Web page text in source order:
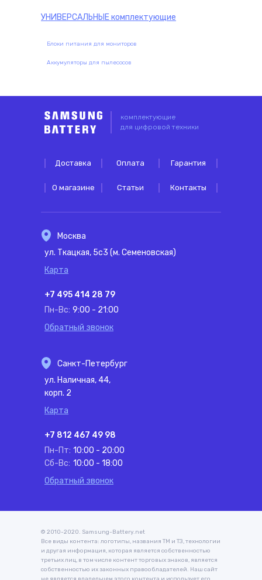
УНИВЕРСАЛЬНЫЕкомплектующие
Блоки питания для мониторов
Аккумуляторы для пылесосов
комплектующие
для цифровой техники
Доставка Оплата Гарантия
О магазине Статьи Контакты
Москва
ул. Ткацкая, 5с3 (м. Семеновская)
Карта
+7 495 414 28 79
Пн-Вс: 9:00 - 21:00
Обратный звонок
Санкт-Петербург
ул. Наличная, 44,
корп. 2
Карта
+7 812 467 49 98
Пн-Пт: 10:00 - 20:00
Сб-Вс: 10:00 - 18:00
Обратный звонок
© 2010-2020. Samsung-Battery.net
Все виды контента: логотипы, названия ТМ и ТЗ, технологии
и другая информация, которая является собственностью
третьих лиц, в том числе контент торговых знаков, является
собственностью их законных правообладателей. Наш сайт